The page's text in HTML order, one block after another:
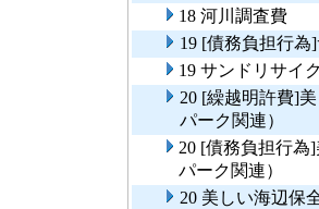
18 河川調査費
19 [債務負担行
19 サンドリサイ
20 [繰越明許費]
パーク関連）
20 [債務負担行為
パーク関連）
20 美しい海辺保